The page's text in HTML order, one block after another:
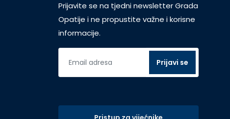
Prijavite se na tjedni newsletter Grada
Opatije i ne propustite važne i korisne
informacije.